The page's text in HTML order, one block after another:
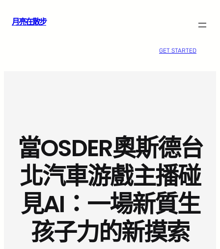
月亮在散步
GET STARTED
當OSDER奧斯德台
北汽車游戲主播碰
見AI：一場新質生
孩子力的新摸索